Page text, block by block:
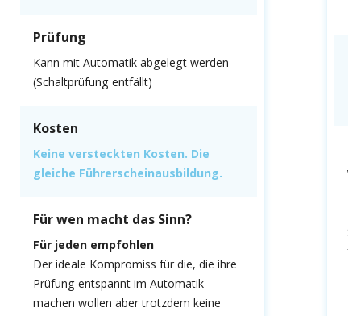
Prüfung
Kann mit Automatik abgelegt werden
(Schaltprüfung entfällt)
Kosten
Keine versteckten Kosten. Die
gleiche Führerscheinausbildung.
Für wen macht das Sinn?
Für jeden empfohlen
Der ideale Kompromiss für die, die ihre
Prüfung entspannt im Automatik
machen wollen aber trotzdem keine